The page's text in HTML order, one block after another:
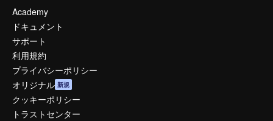
Academy
ドキュメント
サポート
利用規約
プライバシーポリシー
オリジナル 新規
クッキーポリシー
トラストセンター